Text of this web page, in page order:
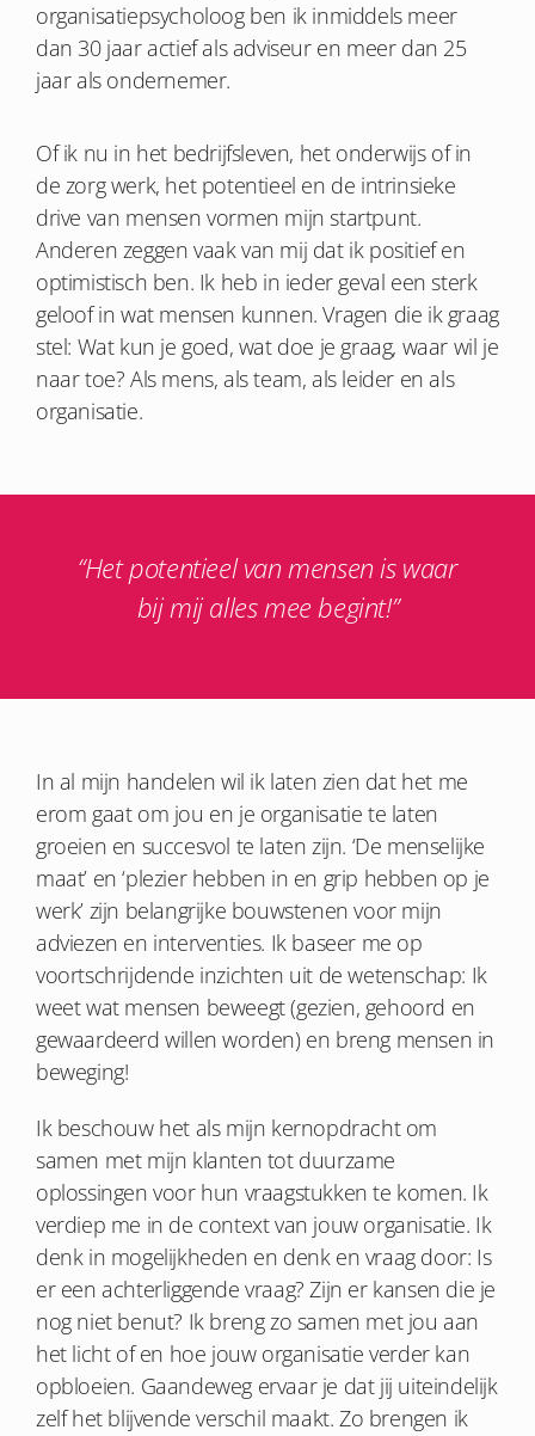
organisatiepsycholoog ben ik inmiddels meer
dan 30 jaar actief als adviseur en meer dan 25
jaar als ondernemer.
Of ik nu in het bedrijfsleven, het onderwijs of in
de zorg werk, het potentieel en de intrinsieke
drive van mensen vormen mijn startpunt.
Anderen zeggen vaak van mij dat ik positief en
optimistisch ben. Ik heb in ieder geval een sterk
geloof in wat mensen kunnen. Vragen die ik graag
stel: Wat kun je goed, wat doe je graag, waar wil je
naar toe? Als mens, als team, als leider en als
organisatie.
“Het potentieel van mensen is waar
bij mij alles mee begint!”
In al mijn handelen wil ik laten zien dat het me
erom gaat om jou en je organisatie te laten
groeien en succesvol te laten zijn. ‘De menselijke
maat’ en ‘plezier hebben in en grip hebben op je
werk’ zijn belangrijke bouwstenen voor mijn
adviezen en interventies. Ik baseer me op
voortschrijdende inzichten uit de wetenschap: Ik
weet wat mensen beweegt (gezien, gehoord en
gewaardeerd willen worden) en breng mensen in
beweging!
Ik beschouw het als mijn kernopdracht om
samen met mijn klanten tot duurzame
oplossingen voor hun vraagstukken te komen. Ik
verdiep me in de context van jouw organisatie. Ik
denk in mogelijkheden en denk en vraag door: Is
er een achterliggende vraag? Zijn er kansen die je
nog niet benut? Ik breng zo samen met jou aan
het licht of en hoe jouw organisatie verder kan
opbloeien. Gaandeweg ervaar je dat jij uiteindelijk
zelf het blijvende verschil maakt. Zo brengen ik